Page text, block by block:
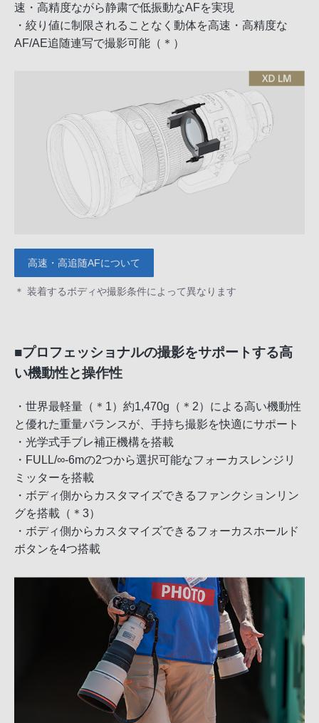
速・高精度ながら静粛で低振動なAFを実現
・絞り値に制限されることなく動体を高速・高精度な
AF/AE追随連写で撮影可能（＊）
高速・高追随AFについて
＊ 装着するボディや撮影条件によって異なります
■プロフェッショナルの撮影をサポートする高
い機動性と操作性
・世界最軽量（＊1）約1,470g（＊2）による高い機動性
と優れた重量バランスが、手持ち撮影を快適にサポート
・光学式手ブレ補正機構を搭載
・FULL/∞-6mの2つから選択可能なフォーカスレンジリ
ミッターを搭載
・ボディ側からカスタマイズできるファンクションリン
グを搭載（＊3）
・ボディ側からカスタマイズできるフォーカスホールド
ボタンを4つ搭載